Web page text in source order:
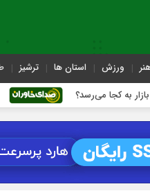
ورزش استان ها ترشیز
کاشمر روی